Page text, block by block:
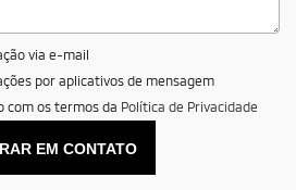
via e-mail
por aplicativos de mensagem
com os termos da Política de Privacidade
EM CONTATO